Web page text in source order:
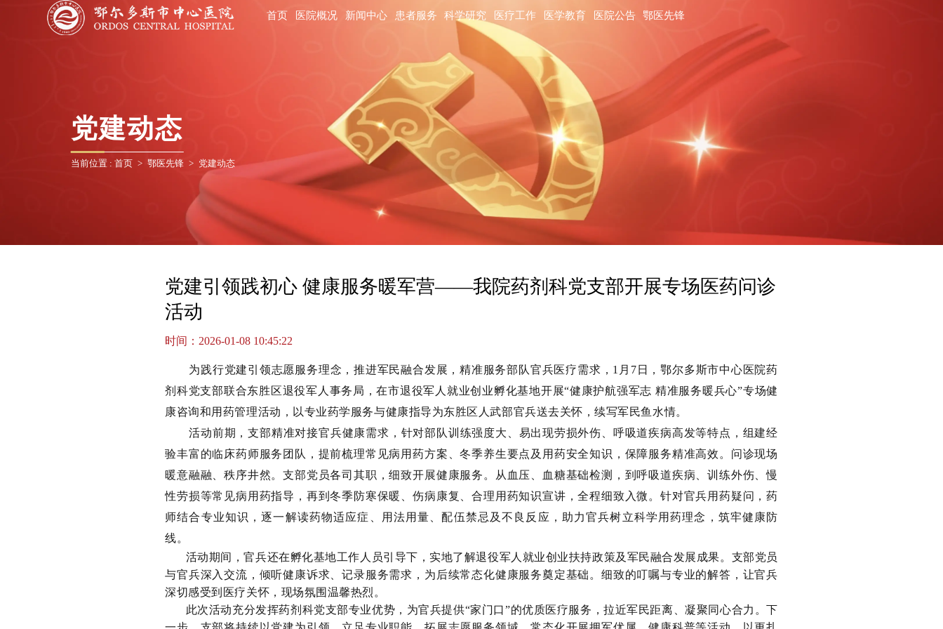
首页 医院概况 新闻中心 患者服务 科学研究 医疗工作 医学教育 医院公告 鄂医先锋
党建动态
当前位置 : 首页 > 鄂医先锋 > 党建动态
党建引领践初心 健康服务暖军营——我院药剂科党支部开展专场医药问诊
活动
时间：2026-01-08 10:45:22
为践行党建引领志愿服务理念，推进军民融合发展，精准服务部队官兵医疗需求，1月7日，鄂尔多斯市中心医院药
剂科党支部联合东胜区退役军人事务局，在市退役军人就业创业孵化基地开展“健康护航强军志 精准服务暖兵心”专场健
康咨询和用药管理活动，以专业药学服务与健康指导为东胜区人武部官兵送去关怀，续写军民鱼水情。
活动前期，支部精准对接官兵健康需求，针对部队训练强度大、易出现劳损外伤、呼吸道疾病高发等特点，组建经
验丰富的临床药师服务团队，提前梳理常见病用药方案、冬季养生要点及用药安全知识，保障服务精准高效。问诊现场
暖意融融、秩序井然。支部党员各司其职，细致开展健康服务。从血压、血糖基础检测，到呼吸道疾病、训练外伤、慢
性劳损等常见病用药指导，再到冬季防寒保暖、伤病康复、合理用药知识宣讲，全程细致入微。针对官兵用药疑问，药
师结合专业知识，逐一解读药物适应症、用法用量、配伍禁忌及不良反应，助力官兵树立科学用药理念，筑牢健康防
线。
活动期间，官兵还在孵化基地工作人员引导下，实地了解退役军人就业创业扶持政策及军民融合发展成果。支部党员
与官兵深入交流，倾听健康诉求、记录服务需求，为后续常态化健康服务奠定基础。细致的叮嘱与专业的解答，让官兵
深切感受到医疗关怀，现场氛围温馨热烈。
此次活动充分发挥药剂科党支部专业优势，为官兵提供“家门口”的优质医疗服务，拉近军民距离、凝聚同心合力。下